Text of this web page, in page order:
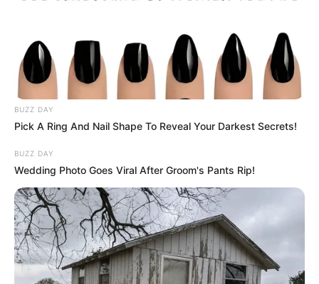
BUZZ DAY
Pick A Ring And Nail Shape To Reveal Your Darkest Secrets!
BUZZ DAY
Wedding Photo Goes Viral After Groom's Pants Rip!